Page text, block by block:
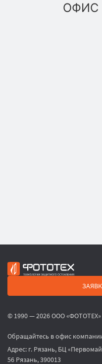
ОФИС
© 1990 — 2026 ООО «ФОТОТЕХ»
Обращайтесь в офис
Адрес: г. Рязань, БЦ
56 Рязань, 390013